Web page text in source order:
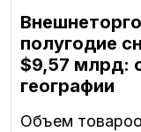
полугодие
$9,57 млрд:
географии
Объем